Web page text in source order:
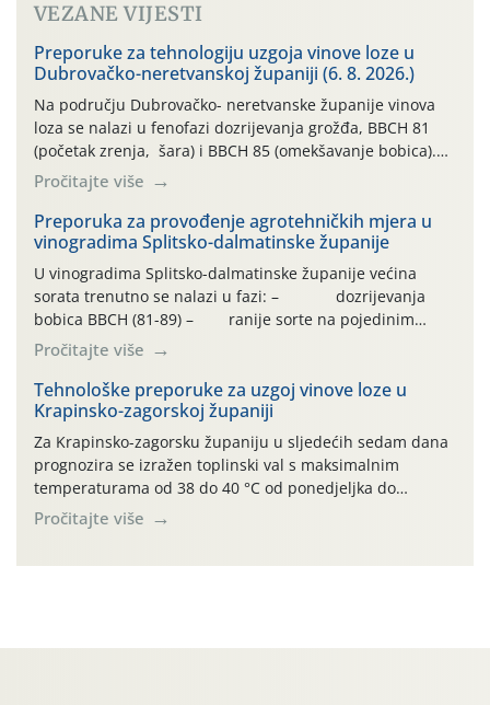
VEZANE VIJESTI
Preporuke za tehnologiju uzgoja vinove loze u
Dubrovačko-neretvanskoj županiji (6. 8. 2026.)
Na području Dubrovačko- neretvanske županije vinova
loza se nalazi u fenofazi dozrijevanja grožđa, BBCH 81
(početak zrenja, šara) i BBCH 85 (omekšavanje bobica).
Vinova loza, ovu godinu, prolazi kroz dugotrajno sušno i
vrlo vruće razdoblje, bez oborina ili vrlo malo , što
otežava normalan razvoj i sintezu kemijskih spojeva kako
bi se dobila vrhunska sirovina. […]
Pročitajte više
Preporuka za provođenje agrotehničkih mjera u
vinogradima Splitsko-dalmatinske županije
U vinogradima Splitsko-dalmatinske županije većina
sorata trenutno se nalazi u fazi: – dozrijevanja
bobica BBCH (81-89) – ranije sorte na pojedinim
lokalitetima već su dozrele te su spremne za berbu Zbog
visokih temperatura i dugotrajnog izostanka oborina
razvoj vinove loze odvija se uredno, a zdravstveno stanje
većine vinograda je dobro. Srednje dnevne temperature
zraka […]
Pročitajte više
Tehnološke preporuke za uzgoj vinove loze u
Krapinsko-zagorskoj županiji
Za Krapinsko-zagorsku županiju u sljedećih sedam dana
prognozira se izražen toplinski val s maksimalnim
temperaturama od 38 do 40 °C od ponedjeljka do
četvrtka, uz povećan rizik od toplinskog stresa za vinovu
lozu. U petak i subotu očekuje se osvježenje uz
Pročitajte više